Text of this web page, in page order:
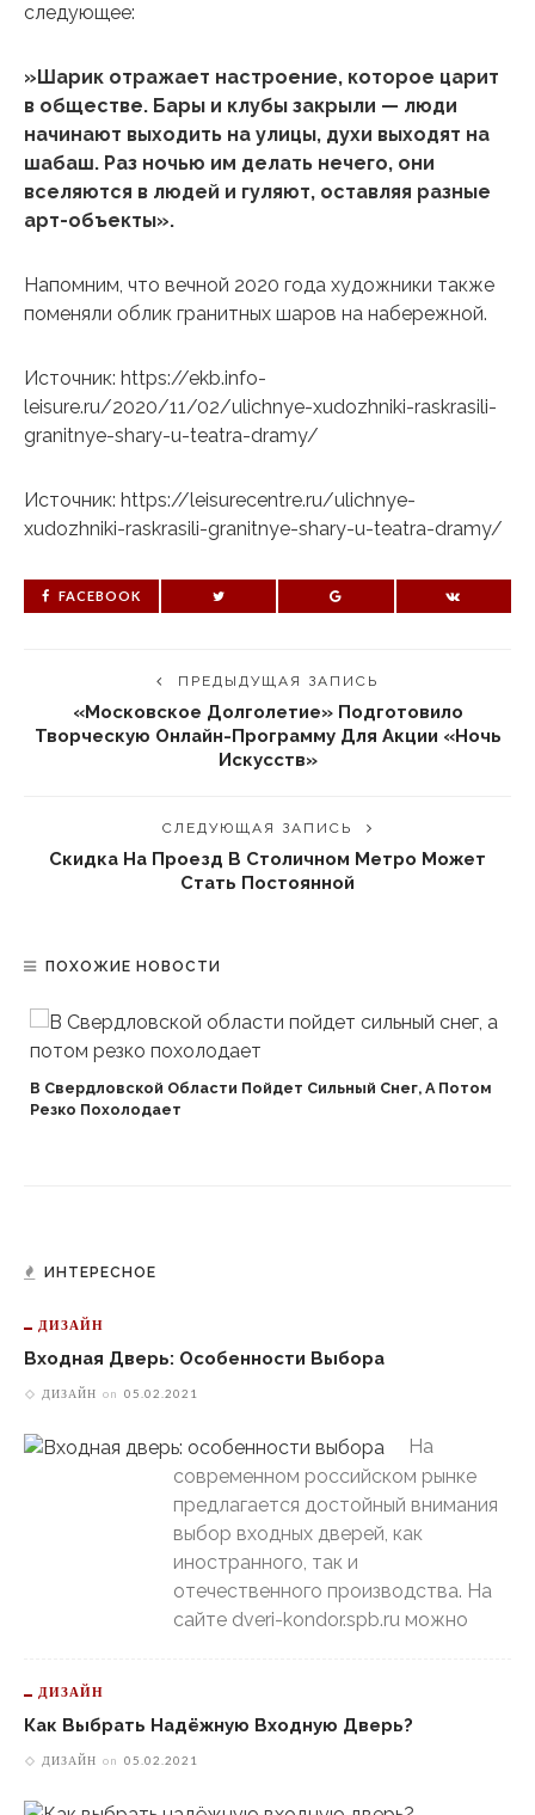
следующее:
»Шарик отражает настроение, которое царит
в обществе. Бары и клубы закрыли — люди
начинают выходить на улицы, духи выходят на
шабаш. Раз ночью им делать нечего, они
вселяются в людей и гуляют, оставляя разные
арт-объекты».
Напомним, что вечной 2020 года художники также
поменяли облик гранитных шаров на набережной.
Источник: https://ekb.info-
leisure.ru/2020/11/02/ulichnye-xudozhniki-raskrasili-
granitnye-shary-u-teatra-dramy/
Источник: https://leisurecentre.ru/ulichnye-
xudozhniki-raskrasili-granitnye-shary-u-teatra-dramy/
FACEBOOK
ПРЕДЫДУЩАЯ ЗАПИСЬ
«Московское Долголетие» Подготовило
Творческую Онлайн-Программу Для Акции «Ночь
Искусств»
СЛЕДУЮЩАЯ ЗАПИСЬ
Скидка На Проезд В Столичном Метро Может
Стать Постоянной
ПОХОЖИЕ НОВОСТИ
В Свердловской Области Пойдет Сильный Снег, А Потом
Резко Похолодает
ИНТЕРЕСНОЕ
ДИЗАЙН
Входная Дверь: Особенности Выбора
ДИЗАЙН on 05.02.2021
На
современном российском рынке
предлагается достойный внимания
выбор входных дверей, как
иностранного, так и
отечественного производства. На
сайте dveri-kondor.spb.ru можно
ДИЗАЙН
Как Выбрать Надёжную Входную Дверь?
ДИЗАЙН on 05.02.2021